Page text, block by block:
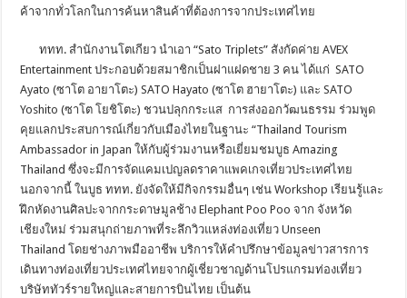
ค้าจากทั่วโลกในการค้นหาสินค้าที่ต้องการจากประเทศไทย
ททท. สำนักงานโตเกียว นำเอา “Sato Triplets” สังกัดค่าย AVEX
Entertainment ประกอบด้วยสมาชิกเป็นฝาแฝดชาย 3 คน ได้แก่ SATO
Ayato (ซาโต อายาโตะ) SATO Hayato (ซาโต ฮายาโตะ) และ SATO
Yoshito (ซาโต โยชิโตะ) ชวนปลุกกระแส การส่งออกวัฒนธรรม ร่วมพูด
คุยแลกประสบการณ์เกี่ยวกับเมืองไทยในฐานะ “Thailand Tourism
Ambassador in Japan ให้กับผู้ร่วมงานหรือเยี่ยมชมบูธ Amazing
Thailand ซึ่งจะมีการจัดแคมเปญลดราคาแพคเกจเที่ยวประเทศไทย
นอกจากนี้ ในบูธ ททท. ยังจัดให้มีกิจกรรมอื่นๆ เช่น Workshop เรียนรู้และ
ฝึกหัดงานศิลปะจากกระดาษมูลช้าง Elephant Poo Poo จาก จังหวัด
เชียงใหม่ ร่วมสนุกถ่ายภาพที่ระลึกวิวแหล่งท่องเที่ยว Unseen
Thailand โดยช่างภาพมืออาชีพ บริการให้คำปรึกษาข้อมูลข่าวสารการ
เดินทางท่องเที่ยวประเทศไทยจากผู้เชี่ยวชาญด้านโปรแกรมท่องเที่ยว
บริษัททัวร์รายใหญ่และสายการบินไทย เป็นต้น